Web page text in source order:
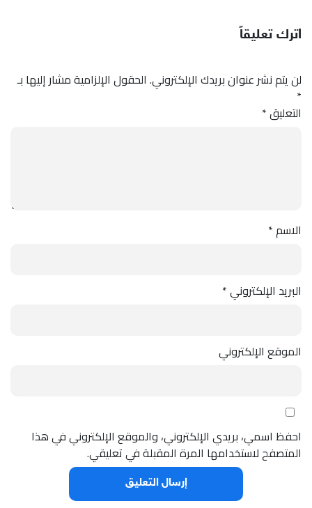
اترك تعليقاً
لن يتم نشر عنوان بريدك الإلكتروني. الحقول الإلزامية مشار إليها بـ
*
التعليق*
الاسم*
البريد الإلكتروني*
الموقع الإلكتروني
احفظ اسمي، بريدي الإلكتروني، والموقع الإلكتروني في هذا
المتصفح لاستخدامها المرة المقبلة في تعليقي.